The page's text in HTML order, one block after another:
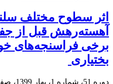
اثر سطوح مختلف
آهسته‌رهش قبل از
برخی ‏فراسنجه‌های
بختیاری ‏
دوره 51، شماره 1، بهار 1399، صفحه